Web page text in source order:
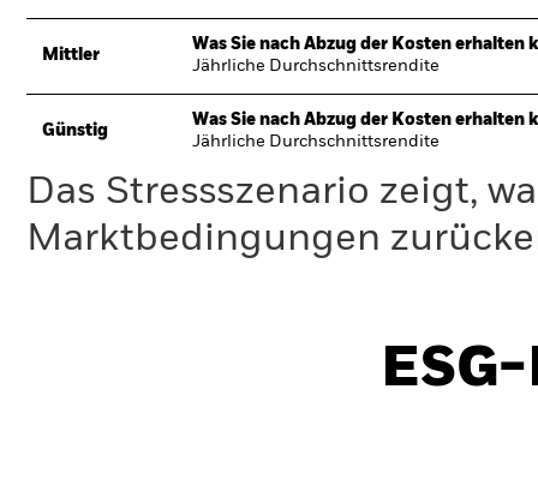
Mittler
Was Sie nach Abzug der Kosten erhalten
Jährliche Durchschnittsrendite
Günstig
Was Sie nach Abzug der Kosten erhalten
Jährliche Durchschnittsrendite
Das Stressszenario zeigt,
Marktbedingungen